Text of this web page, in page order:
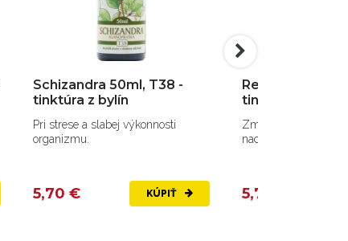
Schizandra 50ml, T38 -
tinktúra z bylín
Pri strese a slabej výkonnosti
organizmu.
5,70 € KÚPIŤ
Respiro 50ml,
tinktúra z bylín
Zmes 5 bylín pri
nachladnutí.
5,70 €